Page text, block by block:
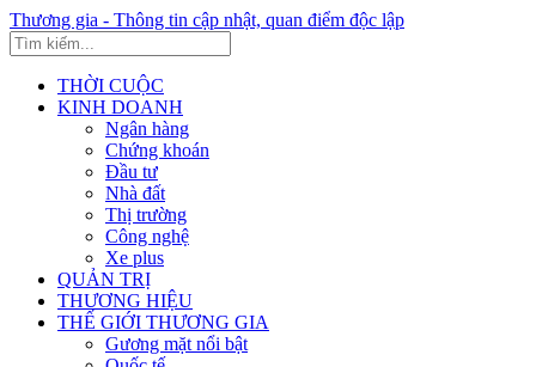
Thương gia - Thông tin cập nhật, quan điểm độc lập
THỜI CUỘC
KINH DOANH
Ngân hàng
Chứng khoán
Đầu tư
Nhà đất
Thị trường
Công nghệ
Xe plus
QUẢN TRỊ
THƯƠNG HIỆU
THẾ GIỚI THƯƠNG GIA
Gương mặt nổi bật